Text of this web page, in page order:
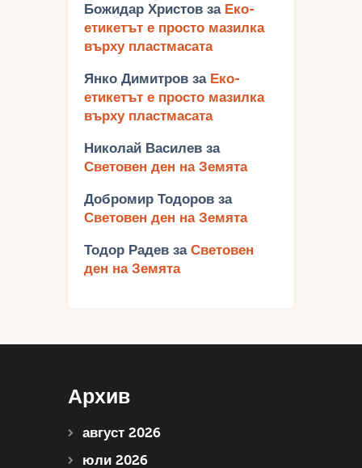
Божидар Христов за Еко-
етикетът е просто мазилка
върху пластмасата
Янко Димитров за Еко-
етикетът е просто мазилка
върху пластмасата
Николай Василев за
Световен ден на Земята
Добромир Тодоров за
Световен ден на Земята
Тодор Радев за Световен
ден на Земята
Архив
август 2026
юли 2026